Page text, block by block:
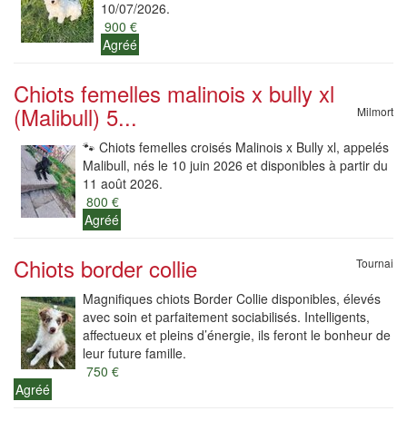
10/07/2026.
900 €
Agréé
Chiots femelles malinois x bully xl
(Malibull) 5... Milmort
🐾 Chiots femelles croisés Malinois x Bully xl, appelés
Malibull, nés le 10 juin 2026 et disponibles à partir du
11 août 2026.
800 €
Agréé
Chiots border collie Tournai
Magnifiques chiots Border Collie disponibles, élevés
avec soin et parfaitement sociabilisés. Intelligents,
affectueux et pleins d’énergie, ils feront le bonheur de
leur future famille.
750 €
Agréé